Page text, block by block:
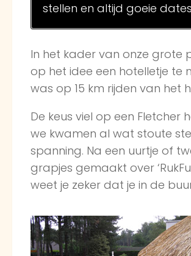
stellen en altijd goeie
In het kader van onze grote
op het idee een hotelletje te
was op 15 km rijden van het
De keus viel op een Fletcher
we kwamen al wat stoute
spanning. Na een uurtje of
grapjes gemaakt over
weet je zeker dat je in de